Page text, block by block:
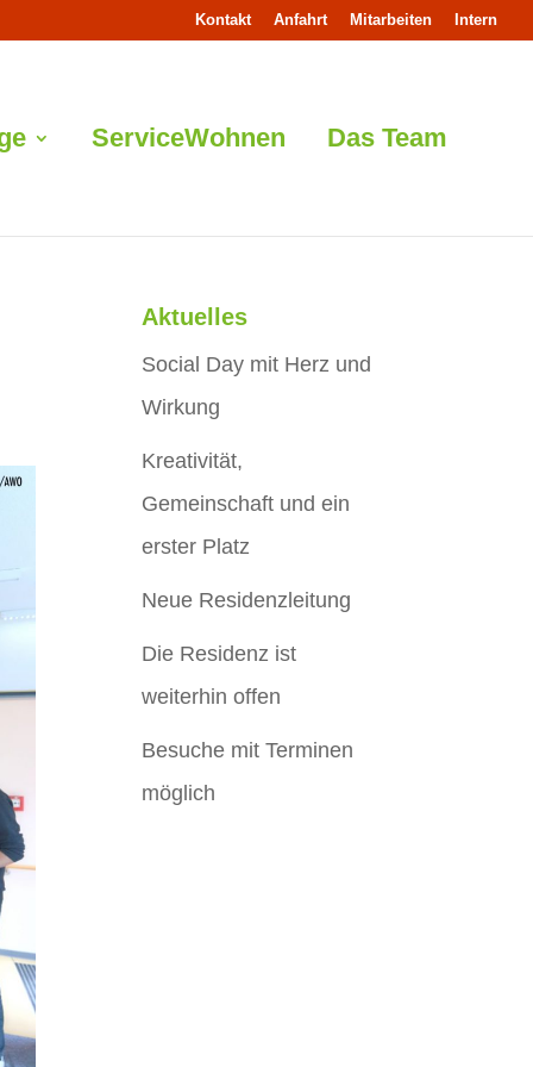
Kontakt Anfahrt Mitarbeiten Intern
ServiceWohnen Das Team
Aktuelles
Social Day mit Herz und
Wirkung
Kreativität,
Gemeinschaft und ein
erster Platz
Neue Residenzleitung
Die Residenz ist
weiterhin offen
Besuche mit Terminen
möglich